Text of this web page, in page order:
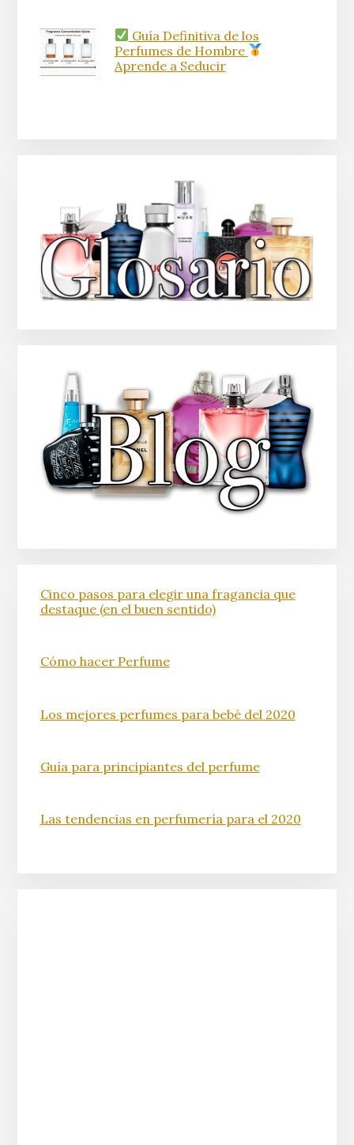
Guía Definitiva de los
Perfumes de Hombre
Aprende a Seducir
Cinco pasos para elegir una fragancia que
destaque (en el buen sentido)
Cómo hacer Perfume
Los mejores perfumes para bebé del 2020
Guía para principiantes del perfume
Las tendencias en perfumería para el 2020